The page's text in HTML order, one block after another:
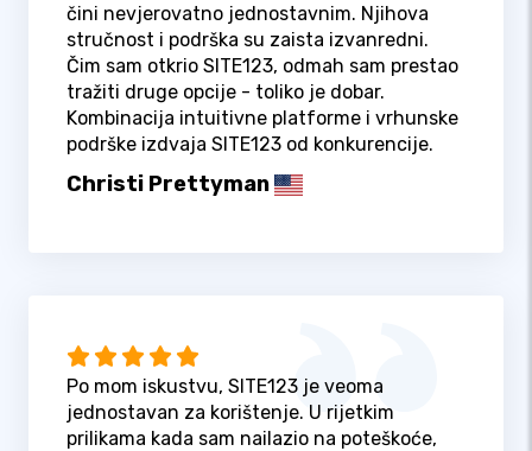
čini nevjerovatno jednostavnim. Njihova
stručnost i podrška su zaista izvanredni.
Čim sam otkrio SITE123, odmah sam prestao
tražiti druge opcije - toliko je dobar.
Kombinacija intuitivne platforme i vrhunske
podrške izdvaja SITE123 od konkurencije.
Christi Prettyman
Po mom iskustvu, SITE123 je veoma
jednostavan za korištenje. U rijetkim
prilikama kada sam nailazio na poteškoće,